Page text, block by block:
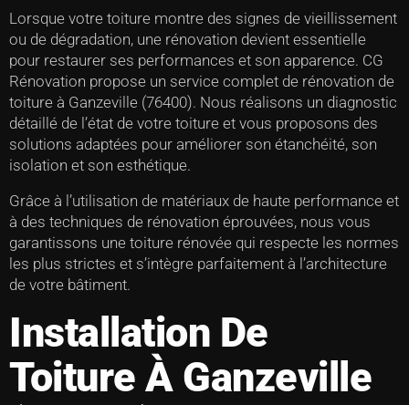
Lorsque votre toiture montre des signes de vieillissement
ou de dégradation, une rénovation devient essentielle
pour restaurer ses performances et son apparence. CG
Rénovation propose un service complet de rénovation de
toiture à Ganzeville (76400). Nous réalisons un diagnostic
détaillé de l’état de votre toiture et vous proposons des
solutions adaptées pour améliorer son étanchéité, son
isolation et son esthétique.
Grâce à l’utilisation de matériaux de haute performance et
à des techniques de rénovation éprouvées, nous vous
garantissons une toiture rénovée qui respecte les normes
les plus strictes et s’intègre parfaitement à l’architecture
de votre bâtiment.
Installation De
Toiture À Ganzeville